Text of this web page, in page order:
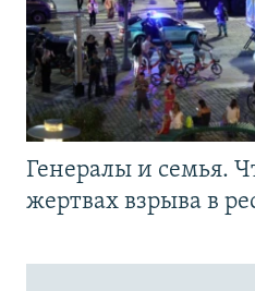
Генералы и семья.
жертвах взрыва в